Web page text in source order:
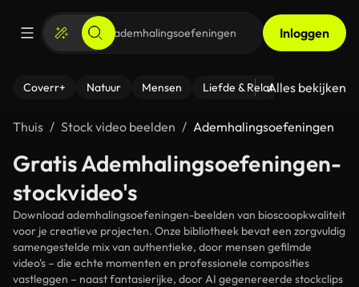
Inloggen
Coverr+ Natuur Mensen Liefde & Relaties - Fitness
Alles bekijken
Thuis Stock video beelden Ademhalingsoefeningen
Gratis Ademhalingsoefeningen-
stockvideo's
Download ademhalingsoefeningen-beelden van bioscoopkwaliteit
voor je creatieve projecten. Onze bibliotheek bevat een zorgvuldig
samengestelde mix van authentieke, door mensen gefilmde
video's – die echte momenten en professionele composities
vastleggen – naast fantasierijke, door AI gegenereerde stockclips